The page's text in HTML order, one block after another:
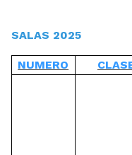
SALAS 2025
NUMERO